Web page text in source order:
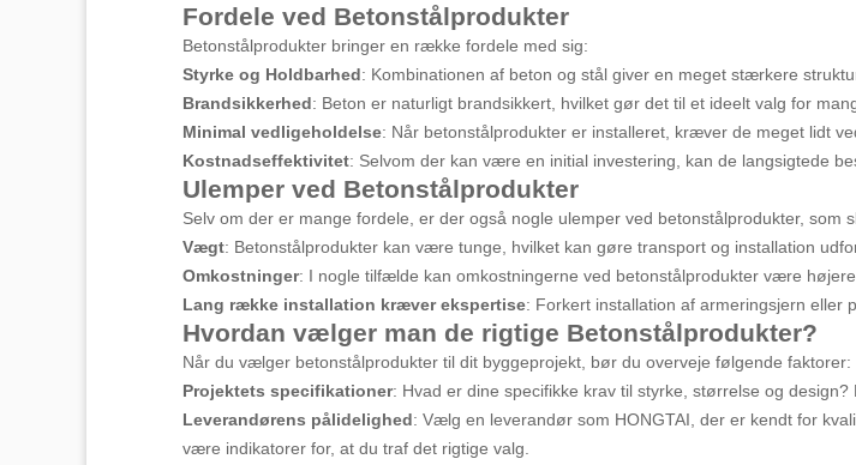
Fordele ved Betonstålprodukter
Betonstålprodukter bringer en række fordele med sig:
Styrke og Holdbarhed: Kombinationen af beton og stål giver en meget stærkere
Brandsikkerhed: Beton er naturligt brandsikkert, hvilket gør det til et ideelt valg for
Minimal vedligeholdelse: Når betonstålprodukter er installeret, kræver de meget lidt
Kostnadseffektivitet: Selvom der kan være en initial investering, kan de langsigtede
Ulemper ved Betonstålprodukter
Selv om der er mange fordele, er der også nogle ulemper ved betonstålprodukter, som
Vægt: Betonstålprodukter kan være tunge, hvilket kan gøre transport og installation
Omkostninger: I nogle tilfælde kan omkostningerne ved betonstålprodukter være
Lang række installation kræver ekspertise: Forkert installation af armeringsjern eller
Hvordan vælger man de rigtige Betonstålprodukter?
Når du vælger betonstålprodukter til dit byggeprojekt, bør du overveje følgende faktorer:
Projektets specifikationer: Hvad er dine specifikke krav til styrke, størrelse og
Leverandørens pålidelighed: Vælg en leverandør som HONGTAI, der er kendt for
være indikatorer for, at du traf det rigtige valg.